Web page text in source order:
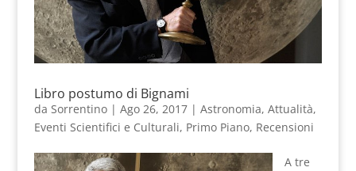
Libro postumo di Bignami
da Sorrentino| Ago 26, 2017| Astronomia, Attualità,
Eventi Scientifici e Culturali, Primo Piano, Recensioni
A tre